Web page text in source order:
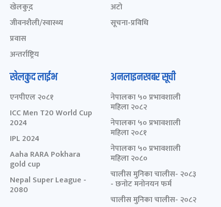
खेलकुद़़
जीवनशैली/स्वास्थ्य
प्रवास
अन्तर्राष्ट्रिय
अटो
सूचना-प्रविधि
खेलकुद लाईभ
एनपीएल २०८१
ICC Men T20 World Cup
2024
IPL 2024
Aaha RARA Pokhara
gold cup
Nepal Super League -
2080
अनलाइनखबर सूची
नेपालका ५० प्रभावशाली
महिला २०८२
नेपालका ५० प्रभावशाली
महिला २०८१
नेपालका ५० प्रभावशाली
महिला २०८०
चालीस मुनिका चालीस- २०८३
- छनोट मनोनयन फर्म
चालीस मुनिका चालीस- २०८२